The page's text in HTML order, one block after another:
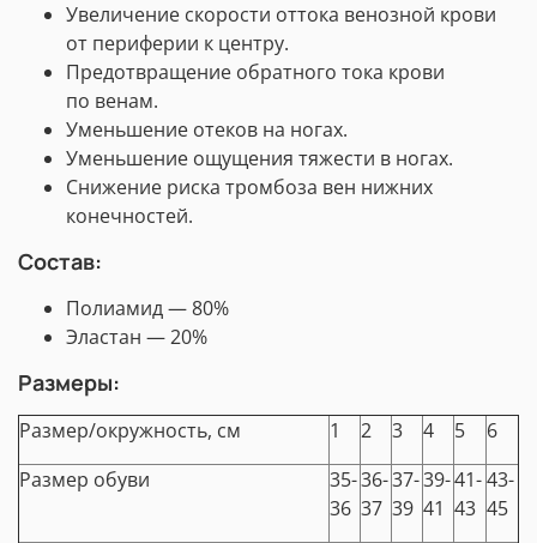
Увеличение скорости оттока венозной крови
от периферии к центру.
Предотвращение обратного тока крови
по венам.
Уменьшение отеков на ногах.
Уменьшение ощущения тяжести в ногах.
Снижение риска тромбоза вен нижних
конечностей.
Состав:
Полиамид — 80%
Эластан — 20%
Размеры:
Размер/окружность, см 1 2 3 4 5
6
Размер обуви
35-
36
36-
37
37-
39
39-
41
41-
43
43-
45